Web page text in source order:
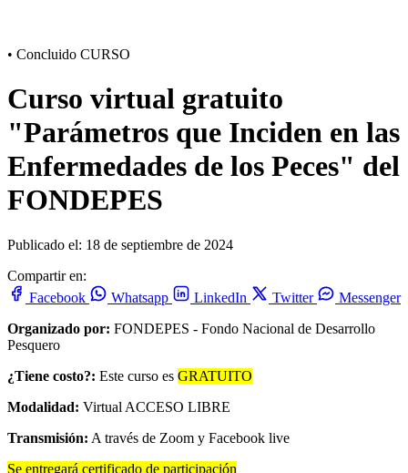
• Concluido CURSO
Curso virtual gratuito
"Parámetros que Inciden en las
Enfermedades de los Peces" del
FONDEPES
Publicado el: 18 de septiembre de 2024
Compartir en:
Facebook
Whatsapp LinkedIn Twitter
Messenger
Organizado por: FONDEPES - Fondo Nacional de Desarrollo
Pesquero
¿Tiene costo?: Este curso es GRATUITO
Modalidad: Virtual ACCESO LIBRE
Transmisión: A través de Zoom y Facebook live
Se entregará certificado de participación